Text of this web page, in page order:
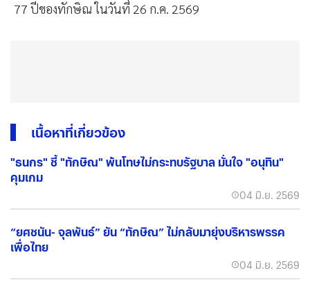
77 ปีของทักษิณ ในวันที่ 26 ก.ค. 2569
เนื้อหาที่เกี่ยวข้อง
"ธนกร" ชี้ "ทักษิณ" พ้นโทษไม่กระทบรัฐบาล มั่นใจ "อนุทิน"
คุมเกม
04 มิ.ย. 2569
“ยศชนัน- จุลพันธ์” ยัน “ทักษิณ” ไม่กลับมายุ่งบริหารพรรค
เพื่อไทย
04 มิ.ย. 2569